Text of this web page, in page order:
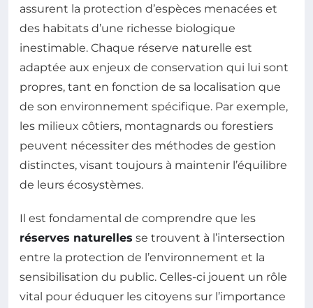
assurent la protection d’espèces menacées et
des habitats d’une richesse biologique
inestimable. Chaque réserve naturelle est
adaptée aux enjeux de conservation qui lui sont
propres, tant en fonction de sa localisation que
de son environnement spécifique. Par exemple,
les milieux côtiers, montagnards ou forestiers
peuvent nécessiter des méthodes de gestion
distinctes, visant toujours à maintenir l’équilibre
de leurs écosystèmes.
Il est fondamental de comprendre que les
réserves naturelles se trouvent à l’intersection
entre la protection de l’environnement et la
sensibilisation du public. Celles-ci jouent un rôle
vital pour éduquer les citoyens sur l’importance